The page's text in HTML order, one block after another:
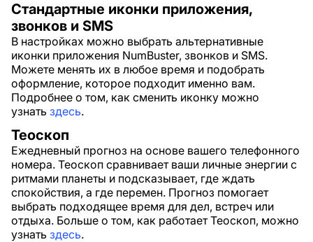
Стандартные иконки приложения,
звонков и SMS
В настройках можно выбрать альтернативные
иконки приложения NumBuster, звонков и SMS.
Можете менять их в любое время и подобрать
оформление, которое подходит именно вам.
Подробнее о том, как сменить иконку можно
узнать здесь.
Теоскоп
Ежедневный прогноз на основе вашего телефонного
номера. Теоскоп сравнивает ваши личные энергии с
ритмами планеты и подсказывает, где ждать
спокойствия, а где перемен. Прогноз помогает
выбрать подходящее время для дел, встреч или
отдыха. Больше о том, как работает Теоскоп, можно
узнать здесь.